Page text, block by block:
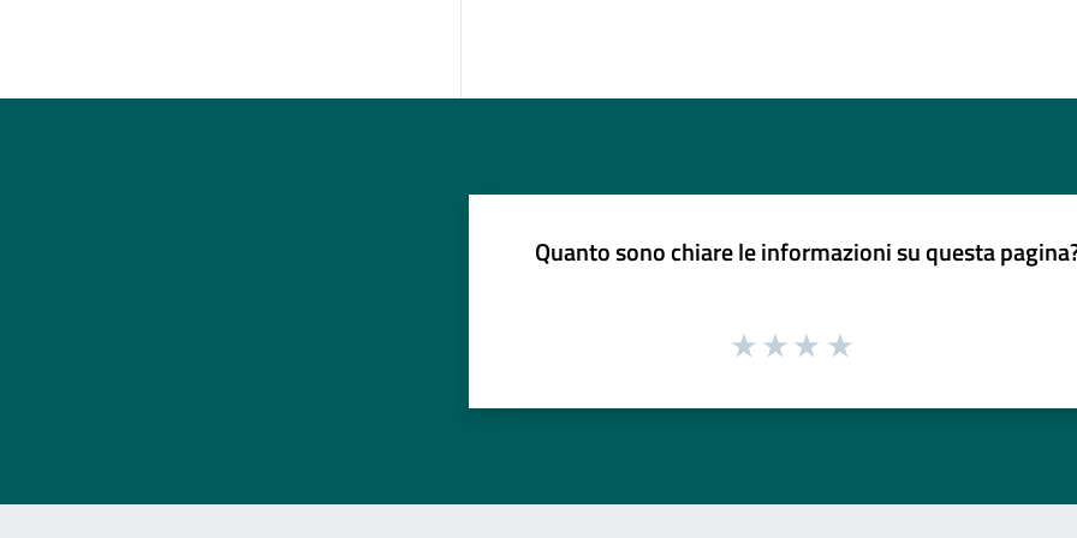
Quanto sono chiare le informazioni su questa